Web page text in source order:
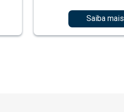
Saiba mais